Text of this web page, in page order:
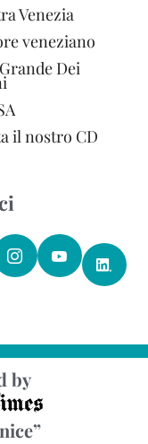
Venezia
veneziano
Dei
il nostro CD
by